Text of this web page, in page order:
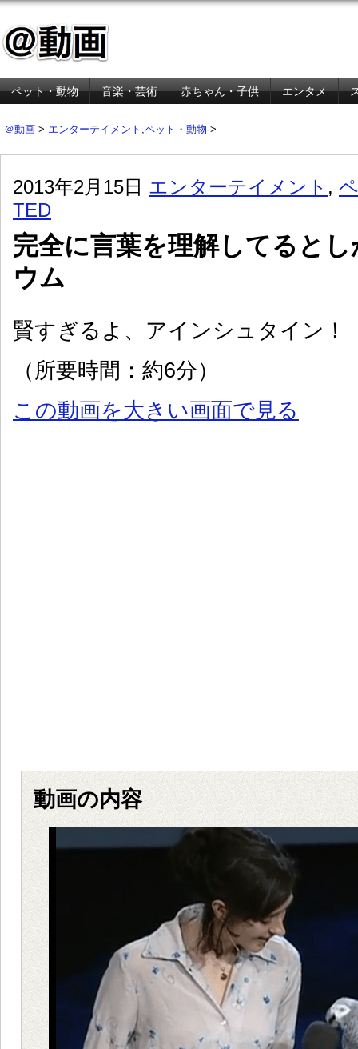
ペット・動物 音楽・芸術 赤ちゃん・子供 エンタメ
＠動画 > エンターテイメント ,ペット・動物 >
2013年2月15日 エンターテイメント ,
TED
完全に言葉を理解してると
ウム
賢すぎるよ、アインシュタイン！
（所要時間：約6分）
この動画を大きい画面で見る
動画の内容